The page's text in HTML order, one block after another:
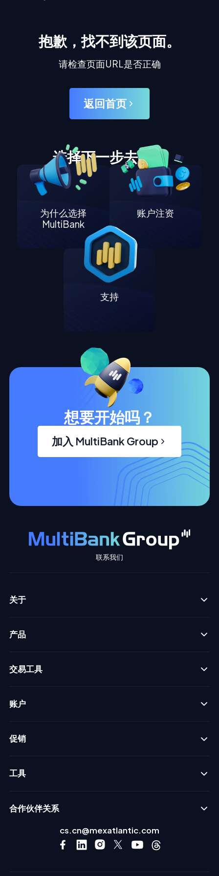
抱歉，找不到该页面。
请检查页面URL是否正确
返回首页
选择下一步去哪里
为什么选择
MultiBank
账户注资
支持
想要开始吗？
加入 MultiBank Group
联系我们
关于
产品
交易工具
账户
促销
工具
合作伙伴关系
cs.cn@mexatlantic.com